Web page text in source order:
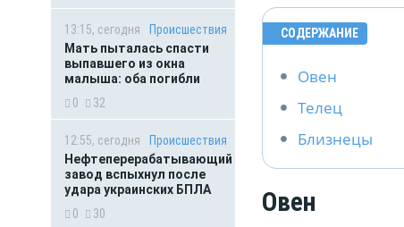
13:15, сегодня
Происшествия
Мать пыталась спасти
выпавшего из окна
малыша: оба погибли
0
32
12:55, сегодня
Происшествия
Нефтеперерабатывающий
завод вспыхнул после
удара украинских БПЛА
0
30
СОДЕРЖАНИЕ
Овен
Телец
Близнецы
Овен